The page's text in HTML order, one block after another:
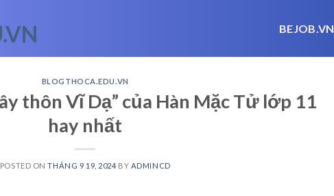
BEJOB.VN
BLOGTHOCA.EDU.VN
thôn Vĩ Dạ” của Hàn Mặc Tử lớp 11
hay nhất
POSTED ONTHÁNG 9 19, 2024 BY ADMINCD